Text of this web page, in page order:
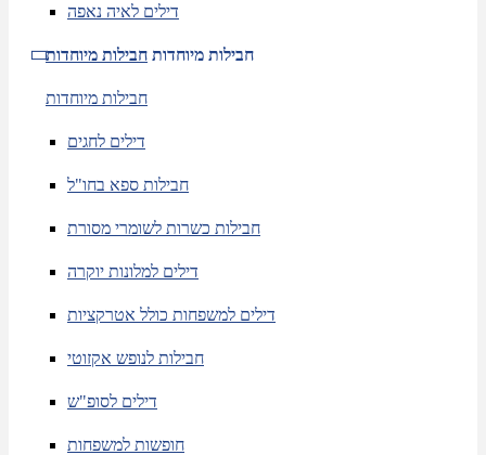
דילים לאיה נאפה
חבילות מיוחדות חבילות מיוחדות
חבילות מיוחדות
דילים לחגים
חבילות ספא בחו"ל
חבילות כשרות לשומרי מסורת
דילים למלונות יוקרה
דילים למשפחות כולל אטרקציות
חבילות לנופש אקזוטי
דילים לסופ"ש
חופשות למשפחות